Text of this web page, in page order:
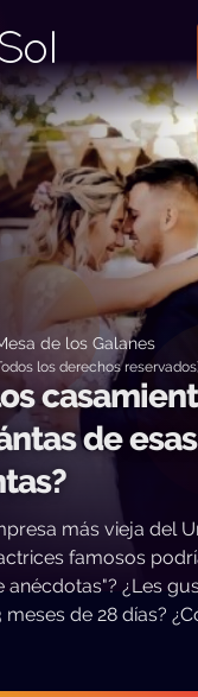
de los Galanes
los derechos
de
más vieja del
famosos
anécdotas"? ¿Les
meses de 28 días?